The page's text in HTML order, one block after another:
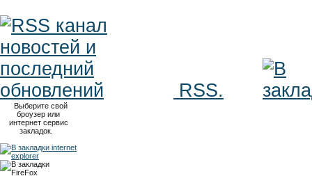
RSS.
Выберите свой
броузер или
интернет сервис
закладок.